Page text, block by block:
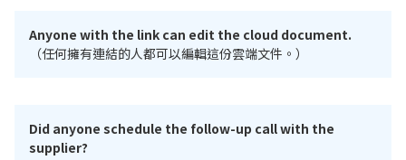
Anyone with the link can edit the cloud document.
（任何擁有連結的人都可以編輯這份雲端文件。）
Did anyone schedule the follow-up call with the
supplier?